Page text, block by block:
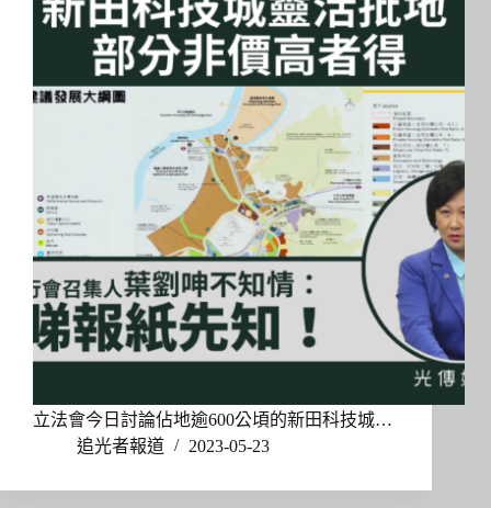
立法會今日討論佔地逾600公頃的新田科技城…
追光者報道
2023-05-23